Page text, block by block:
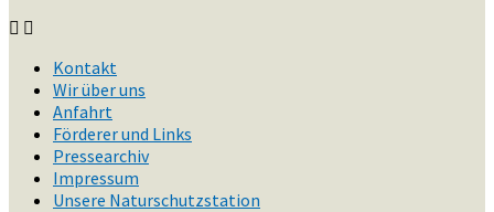
Kontakt
Wir über uns
Anfahrt
Förderer und Links
Pressearchiv
Impressum
Unsere Naturschutzstation